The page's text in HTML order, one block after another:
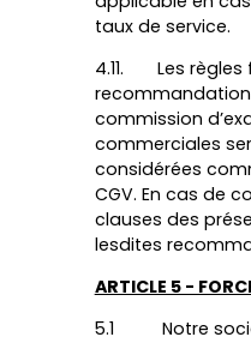
taux de service.
4.11. Les règles
commission
commerciales
considérées
CGV. En cas de
clauses des
lesdites
ARTICLE 5 -
5.1 Notre